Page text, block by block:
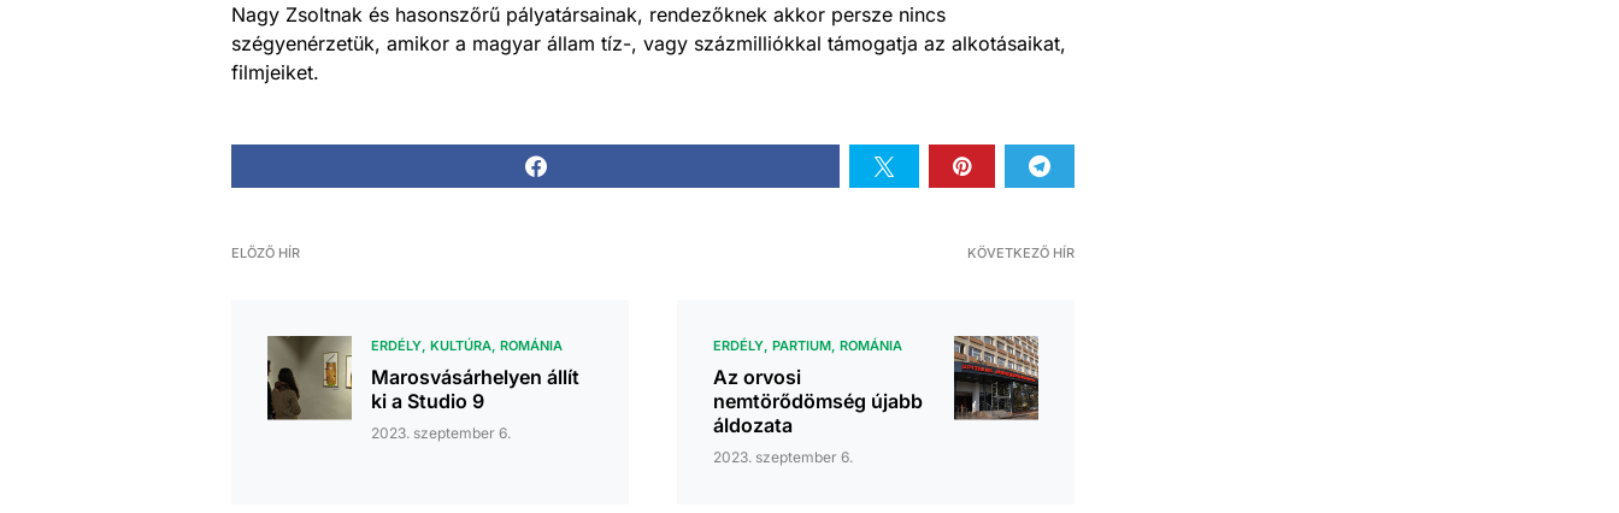
Nagy Zsoltnak és hasonszőrű pályatársainak, rendezőknek akkor persze nincs
szégyenérzetük, amikor a magyar állam tíz-, vagy százmilliókkal támogatja az alkotásaikat,
filmjeiket.
ELŐZŐ HÍR
ERDÉLY KULTÚRA ROMÁNIA
Marosvásárhelyen állít
ki a Studio 9
2023. szeptember 6.
KÖVETKEZŐ HÍR
ERDÉLY PARTIUM ROMÁNIA
Az orvosi
nemtörődömség újabb
áldozata
2023. szeptember 6.